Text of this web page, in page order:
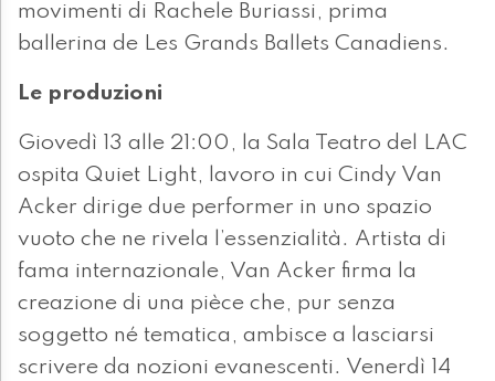
movimenti di Rachele Buriassi, prima
ballerina de Les Grands Ballets Canadiens.
Le produzioni
Giovedì 13 alle 21:00, la Sala Teatro del LAC
ospita Quiet Light, lavoro in cui Cindy Van
Acker dirige due performer in uno spazio
vuoto che ne rivela l’essenzialità. Artista di
fama internazionale, Van Acker firma la
creazione di una pièce che, pur senza
soggetto né tematica, ambisce a lasciarsi
scrivere da nozioni evanescenti. Venerdì 14